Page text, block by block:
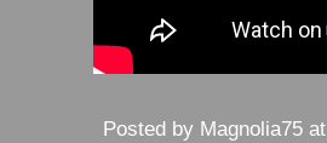
Posted by Magnolia75 at